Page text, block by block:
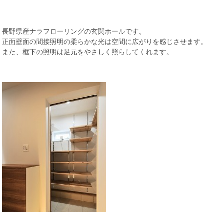
長野県産ナラフローリングの玄関ホールです。
正面壁面の間接照明の柔らかな光は空間に広がりを感じさせます。
また、框下の照明は足元をやさしく照らしてくれます。